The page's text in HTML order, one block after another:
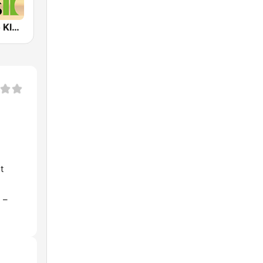
Klassik Radio Klassik Dreams
–